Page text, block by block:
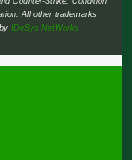
All other trademarks
byIDeSys NetWorks